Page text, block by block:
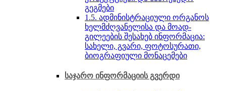
გეგმები
1.5. ადმინისტრაციული ორგანოს
ხელმძღვანელისა და მოად­
გილეების შესახებ ინფორ­მაცია:
სახელი, გვარი, ფოტოსურათი,
ბიოგრაფიული მონაცემები
საჯარო ინფორმაციის გვერდი